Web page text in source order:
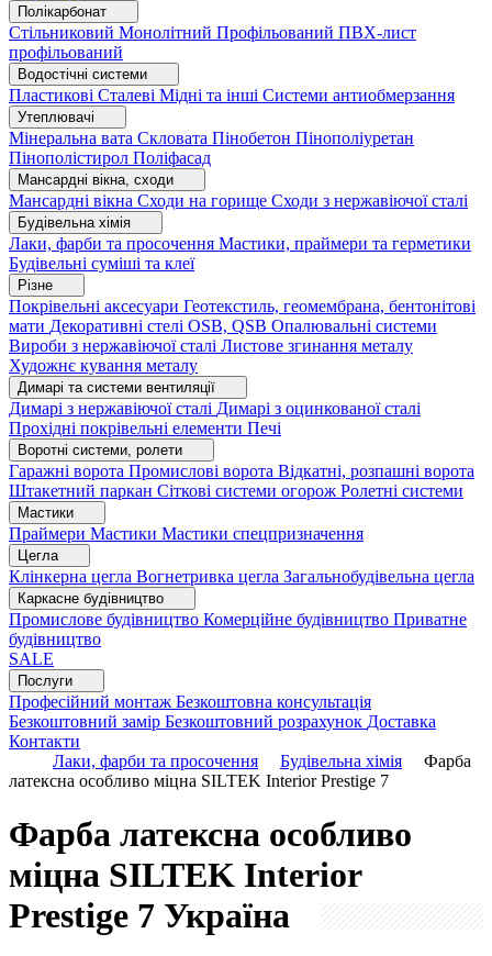
Полікарбонат
Стільниковий Монолітний Профільований ПВХ-лист
профільований
Водостічні системи
Пластикові Сталеві Мідні та інші Системи антиобмерзання
Утеплювачі
Мінеральна вата Скловата Пінобетон Пінополіуретан
Пінополістирол Поліфасад
Мансардні вікна, сходи
Мансардні вікна Сходи на горище Сходи з нержавіючої сталі
Будівельна хімія
Лаки, фарби та просочення Мастики, праймери та герметики
Будівельні суміші та клеї
Різне
Покрівельні аксесуари Геотекстиль, геомембрана, бентонітові
мати Декоративні стелі OSB, QSB Опалювальні системи
Вироби з нержавіючої сталі Листове згинання металу
Художнє кування металу
Димарі та системи вентиляції
Димарі з нержавіючої сталі Димарі з оцинкованої сталі
Прохідні покрівельні елементи Печі
Воротні системи, ролети
Гаражні ворота Промислові ворота Відкатні, розпашні ворота
Штакетний паркан Сіткові системи огорож Ролетні системи
Мастики
Праймери Мастики Мастики спецпризначення
Цегла
Клінкерна цегла Вогнетривка цегла Загальнобудівельна цегла
Каркасне будівництво
Промислове будівництво Комерційне будівництво Приватне
будівництво
SALE
Послуги
Професійний монтаж Безкоштовна консультація
Безкоштовний замір Безкоштовний розрахунок Доставка
Контакти
Лаки, фарби та просочення
Будівельна хімія
Фарба
латексна особливо міцна SILTEK Interior Prestige 7
Фарба латексна особливо
міцна SILTEK Interior
Prestige 7 Україна